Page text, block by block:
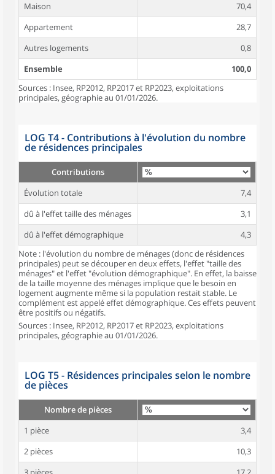
Maison
70,4
Appartement
28,7
Autres logements
0,8
Ensemble
100,0
Sources : Insee, RP2012, RP2017 et RP2023, exploitations
principales, géographie au 01/01/2026.
LOG T4 - Contributions à l'évolution du nombre
de résidences principales
Contributions
Évolution totale
7,4
dû à l'effet taille des ménages
3,1
dû à l'effet démographique
4,3
Note : l'évolution du nombre de ménages (donc de résidences
principales) peut se découper en deux effets, l'effet "taille des
ménages" et l'effet "évolution démographique". En effet, la baisse
de la taille moyenne des ménages implique que le besoin en
logement augmente même si la population restait stable. Le
complément est appelé effet démographique. Ces effets peuvent
être positifs ou négatifs.
Sources : Insee, RP2012, RP2017 et RP2023, exploitations
principales, géographie au 01/01/2026.
LOG T5 - Résidences principales selon le nombre
de pièces
Nombre de pièces
1 pièce
3,4
2 pièces
10,3